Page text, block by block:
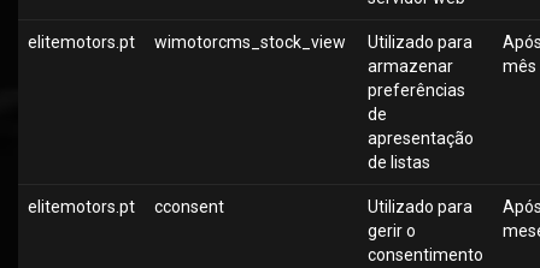
elitemotors.pt wimotorcms_stock_view
Utilizado para
armazenar
preferências
de
apresentação
de listas
mês
elitemotors.pt cconsent
Utilizado para
gerir o
consentimento